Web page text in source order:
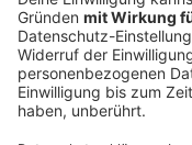
Funkel schwärmt
Arbeit»
Ein Tabellenziel
nicht ausgegeben.